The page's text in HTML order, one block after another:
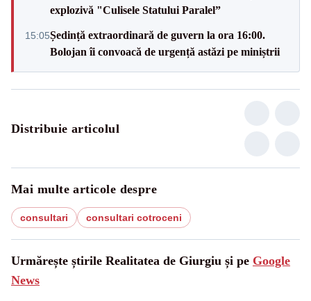
explozivă "Culisele Statului Paralel”
15:05Ședință extraordinară de guvern la ora 16:00.
Bolojan îi convoacă de urgență astăzi pe miniștrii
Distribuie articolul
Mai multe articole despre
consultari consultari cotroceni
Urmărește știrile Realitatea de Giurgiu și pe Google
News